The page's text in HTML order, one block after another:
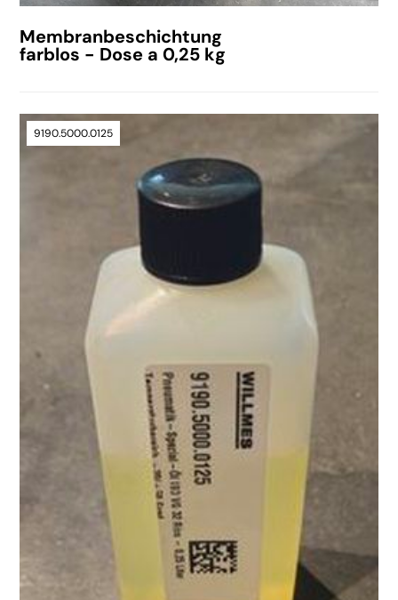
Membranbeschichtung
farblos - Dose a 0,25 kg
9190.5000.0125